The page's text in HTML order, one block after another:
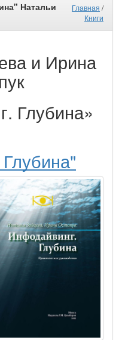
Натальи
Главная /
Книги
и Ирина
Глубина»